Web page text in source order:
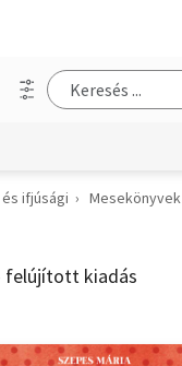
ifjúsági Mesekönyvek
felújított kiadás